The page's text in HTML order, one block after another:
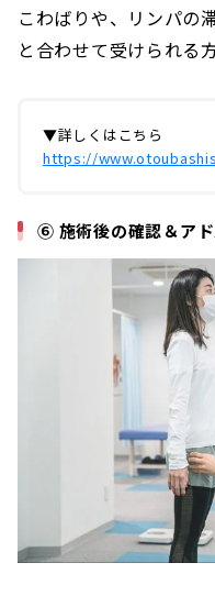
こわばりや、リンパの
と合わせて受けられる
▼詳しくはこちら
https://
⑥ 施術後の確認＆ア